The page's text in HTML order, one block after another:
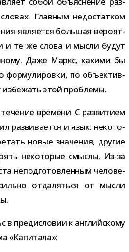
Главным недо­стат­ком
явля­ется боль­шая веро­ят­
и те же слова и мысли будут
Даже Маркс, какими бы
фор­му­ли­ровки, по объ­ек­тив­
этой проблемы.
вре­мени. С раз­ви­тием
раз­ви­ва­ется и язык: неко­то­
новые зна­че­ния, дру­гие
неко­то­рые смыслы. Из-​за
непод­го­тов­лен­ным чело­ве­
отда­ляться от мысли
в пре­ди­сло­вии к англий­скому
«Капитала»: